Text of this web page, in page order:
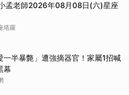
孟老師2026年08月08日(六)星座
塔羅
一半暴斃」遭強摘器官！家屬1招喊
幕